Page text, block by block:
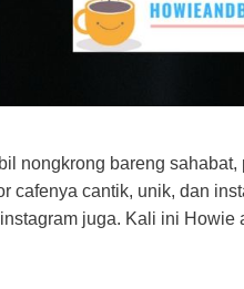
nongkrong bareng
cafenya cantik, unik, dan
juga. Kali ini